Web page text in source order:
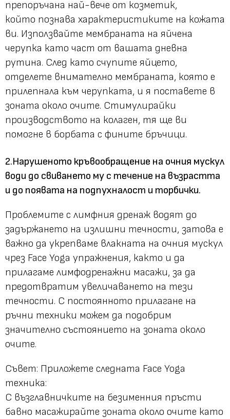
препоръчана най-вече от козметик,
който познава характеристиките на кожата
ви. Използвайте мембраната на яйчена
черупка като част от вашата дневна
рутина. След като счупите яйцето,
отделете внимателно мембраната, която е
прилепнала към черупката, и я поставете в
зоната около очите. Стимулирайки
производството на колаген, тя ще ви
помогне в борбата с фините бръчици.
2.Нарушеното кръвообращение на очния мускул
води до свиването му с течение на възрастта
и до появата на подпухналост и торбички.
Проблемите с лимфния дренаж водят до
задържането на излишни течности, затова е
важно да укрепваме влакната на очния мускул
чрез Face Yoga упражнения, както и да
прилагаме лимфодренажни масажи, за да
предотвратим увеличаването на тези
течности. С постоянното прилагане на
ръчни техники можем да подобрим
значително състоянието на зоната около
очите.
Съвет: Приложете следнaта Face Yoga
техника:
С възглавничките на безименния пръсти
бавно масажирайте зоната около очите като